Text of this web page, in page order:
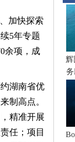
加快探索
5年专题
余项，成
湖南省优
制高点。
精准开展
任；项目
辉